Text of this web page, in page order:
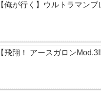
【俺が行く】ウルトラマン
【飛翔！ アースガロン